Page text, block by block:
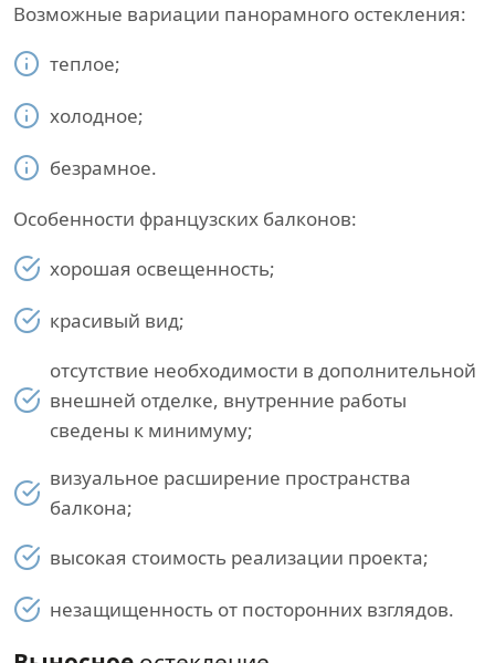
Возможные вариации панорамного остекления:
теплое;
холодное;
безрамное.
Особенности французских балконов:
хорошая освещенность;
красивый вид;
отсутствие необходимости в дополнительной
внешней отделке, внутренние работы
сведены к минимуму;
визуальное расширение пространства
балкона;
высокая стоимость реализации проекта;
незащищенность от посторонних взглядов.